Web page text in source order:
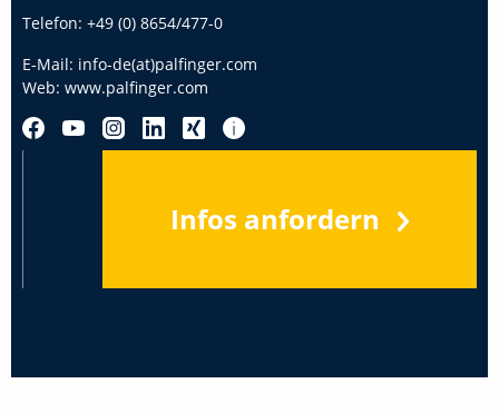
Telefon: +49 (0) 8654/477-0
E-Mail: info-de(at)palfinger.com
Web: www.palfinger.com
Infos anfordern